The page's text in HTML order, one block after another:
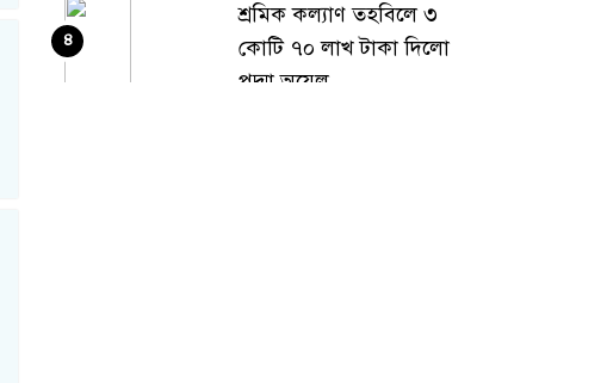
শ্রমিক কল্যাণ তহবিলে ৩
কোটি ৭০ লাখ টাকা দিলো
পদ্মা অয়েল
৪